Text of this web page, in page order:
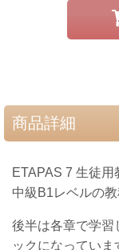
商品詳細
ETAPAS 7 生徒
中級B1レベルの教
後半は各章で学習
ックになっていま